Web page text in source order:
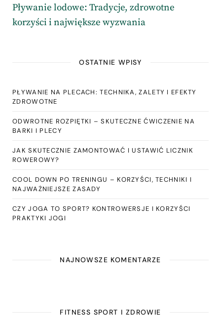
Pływanie lodowe: Tradycje, zdrowotne
korzyści i największe wyzwania
OSTATNIE WPISY
PŁYWANIE NA PLECACH: TECHNIKA, ZALETY I EFEKTY
ZDROWOTNE
ODWROTNE ROZPIĘTKI – SKUTECZNE ĆWICZENIE NA
BARKI I PLECY
JAK SKUTECZNIE ZAMONTOWAĆ I USTAWIĆ LICZNIK
ROWEROWY?
COOL DOWN PO TRENINGU – KORZYŚCI, TECHNIKI I
NAJWAŻNIEJSZE ZASADY
CZY JOGA TO SPORT? KONTROWERSJE I KORZYŚCI
PRAKTYKI JOGI
NAJNOWSZE KOMENTARZE
FITNESS SPORT I ZDROWIE